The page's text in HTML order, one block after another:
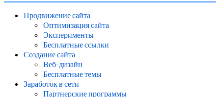
Продвижение сайта
Оптимизация сайта
Эксперименты
Бесплатные ссылки
Создание сайта
Веб-дизайн
Бесплатные темы
Заработок в сети
Партнерские программы